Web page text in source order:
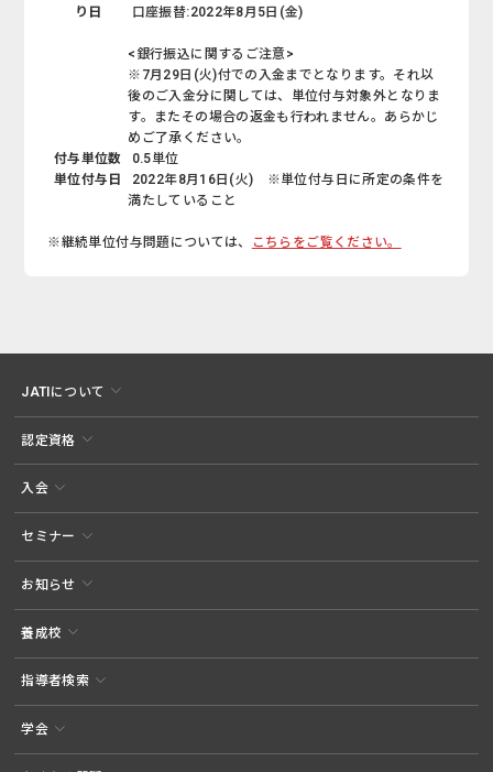
り日
口座振替:2022年8月5日(金)
<銀行振込に関するご注意>
※7月29日(火)付での入金までとなります。それ以
後のご入金分に関しては、単位付与対象外となりま
す。またその場合の返金も行われません。あらかじ
めご了承ください。
付与単位数
0.5単位
単位付与日
2022年8月16日(火) ※単位付与日に所定の条件を
満たしていること
※継続単位付与問題については、 こちらをご覧ください。
JATIについて
認定資格
入会
セミナー
お知らせ
養成校
指導者検索
学会